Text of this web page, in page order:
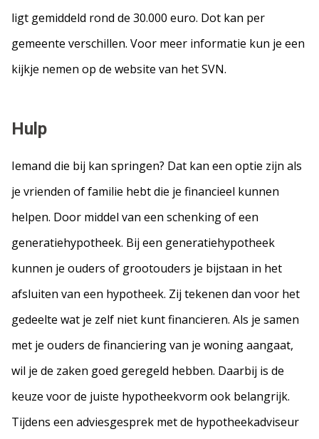
ligt gemiddeld rond de 30.000 euro. Dot kan per
gemeente verschillen. Voor meer informatie kun je een
kijkje nemen op de website van het SVN.
Hulp
Iemand die bij kan springen? Dat kan een optie zijn als
je vrienden of familie hebt die je financieel kunnen
helpen. Door middel van een schenking of een
generatiehypotheek. Bij een generatiehypotheek
kunnen je ouders of grootouders je bijstaan in het
afsluiten van een hypotheek. Zij tekenen dan voor het
gedeelte wat je zelf niet kunt financieren. Als je samen
met je ouders de financiering van je woning aangaat,
wil je de zaken goed geregeld hebben. Daarbij is de
keuze voor de juiste hypotheekvorm ook belangrijk.
Tijdens een adviesgesprek met de hypotheekadviseur